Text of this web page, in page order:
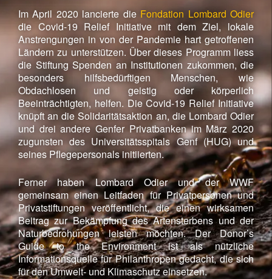
Im April 2020 lancierte die Fondation Lombard Odier
die Covid-19 Relief Initiative mit dem Ziel, lokale
Anstrengungen in von der Pandemie hart getroffenen
Ländern zu unterstützen. Über dieses Programm liess
die Stiftung Spenden an Institutionen zukommen, die
besonders hilfsbedürftigen Menschen, wie
Obdachlosen und geistig oder körperlich
Beeinträchtigten, helfen. Die Covid-19 Relief Initiative
knüpft an die Solidaritätsaktion an, die Lombard Odier
und drei andere Genfer Privatbanken im März 2020
zugunsten des Universitätsspitals Genf (HUG) und
seines Pflegepersonals initiierten.
Ferner haben Lombard Odier und der WWF
gemeinsam einen Leitfaden für Privatpersonen und
Privatstiftungen veröffentlicht, die einen wirksamen
Beitrag zur Bekämpfung des Artensterbens und der
Naturbedrohungen leisten möchten. Der Donor’s
Guide to the Environment ist als nützliche
Informationsquelle für Philanthropen gedacht, die sich
für den Umwelt- und Klimaschutz einsetzen.